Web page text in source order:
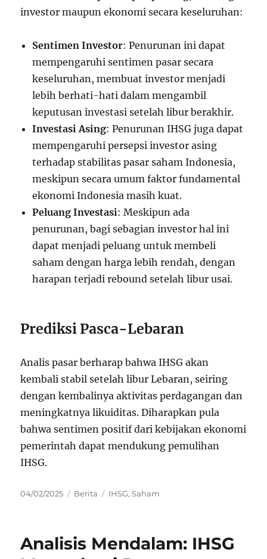
investor maupun ekonomi secara keseluruhan:
Sentimen Investor: Penurunan ini dapat
mempengaruhi sentimen pasar secara
keseluruhan, membuat investor menjadi
lebih berhati-hati dalam mengambil
keputusan investasi setelah libur berakhir.
Investasi Asing: Penurunan IHSG juga dapat
mempengaruhi persepsi investor asing
terhadap stabilitas pasar saham Indonesia,
meskipun secara umum faktor fundamental
ekonomi Indonesia masih kuat.
Peluang Investasi: Meskipun ada
penurunan, bagi sebagian investor hal ini
dapat menjadi peluang untuk membeli
saham dengan harga lebih rendah, dengan
harapan terjadi rebound setelah libur usai.
Prediksi Pasca-Lebaran
Analis pasar berharap bahwa IHSG akan
kembali stabil setelah libur Lebaran, seiring
dengan kembalinya aktivitas perdagangan dan
meningkatnya likuiditas. Diharapkan pula
bahwa sentimen positif dari kebijakan ekonomi
pemerintah dapat mendukung pemulihan
IHSG.
Posted
04/02/2025 Categories
Berita Tags
IHSG,Saham
Analisis Mendalam: IHSG